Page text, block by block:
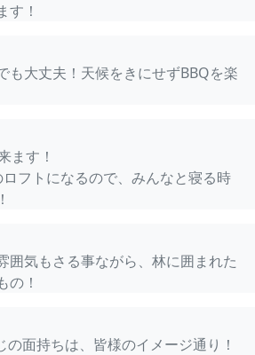
す！
も大丈夫！天候をきにせずBBQを楽
ます！
フトになるので、みんなと寝る時
囲気もさる事ながら、林に囲まれた
の！
の面持ちは、皆様のイメージ通り！